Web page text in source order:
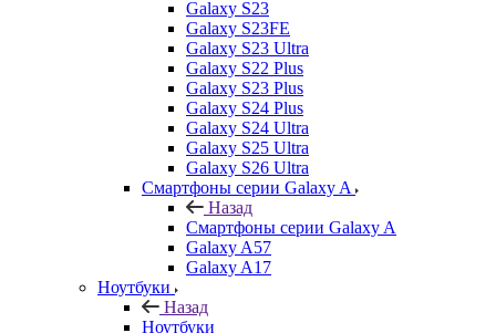
Galaxy S23
Galaxy S23FE
Galaxy S23 Ultra
Galaxy S22 Plus
Galaxy S23 Plus
Galaxy S24 Plus
Galaxy S24 Ultra
Galaxy S25 Ultra
Galaxy S26 Ultra
Смартфоны серии Galaxy A
Назад
Смартфоны серии Galaxy A
Galaxy A57
Galaxy A17
Ноутбуки
Назад
Ноутбуки